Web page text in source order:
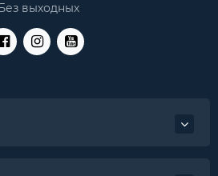
выходных